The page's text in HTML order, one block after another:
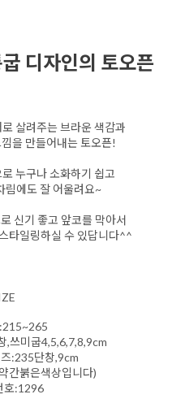
디자인의 토오픈
살려주는 브라운 색감과
을 만들어내는 토오픈!
누구나 소화하기 쉽고
림에도 잘 어울려요~
신기 좋고 앞코를 막아서
타일링하실 수 있답니다^^
,쓰미굽4,5,6,7,8,9cm
:235단창,9cm
간붉은색상입니다)
호:1296